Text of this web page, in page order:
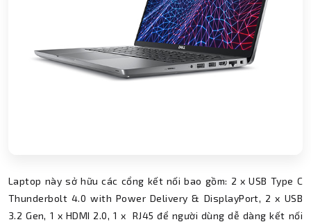
Laptop này sở hữu các cổng kết nối bao gồm: 2 x USB Type C
Thunderbolt 4.0 with Power Delivery & DisplayPort, 2 x USB
3.2 Gen, 1 x HDMI 2.0, 1 x RJ45 để người dùng dễ dàng kết nối